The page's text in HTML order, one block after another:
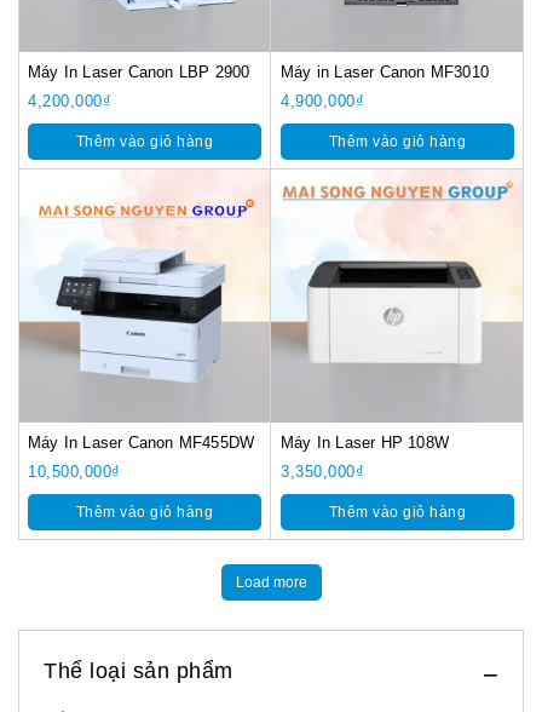
Máy In Laser Canon LBP 2900
4,200,000₫
Thêm vào giỏ hàng
Máy in Laser Canon MF3010
4,900,000₫
Thêm vào giỏ hàng
Máy In Laser Canon MF455DW
10,500,000₫
Thêm vào giỏ hàng
Máy In Laser HP 108W
3,350,000₫
Thêm vào giỏ hàng
Load more
Thể loại sản phẩm